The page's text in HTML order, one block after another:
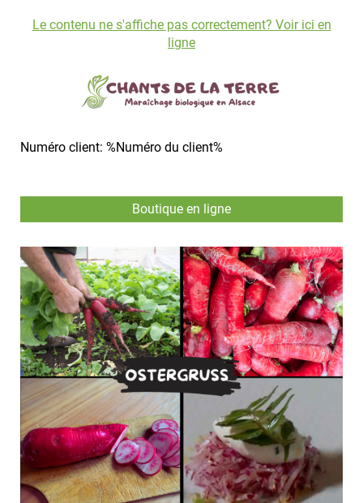
Le contenu ne s'affiche pas correctement? Voir ici en
ligne
Numéro client: %Numéro du client%
Boutique en ligne